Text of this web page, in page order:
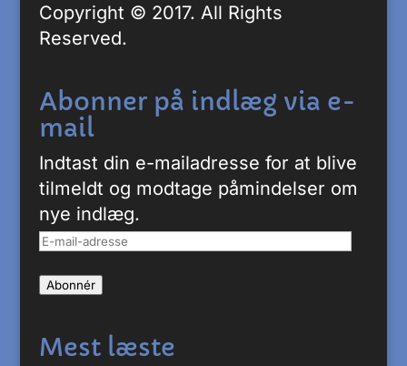
Copyright © 2017. All Rights
Reserved.
Abonner på indlæg via e-
mail
Indtast din e-mailadresse for at blive
tilmeldt og modtage påmindelser om
nye indlæg.
E-
adresse
Abonnér
Mest læste